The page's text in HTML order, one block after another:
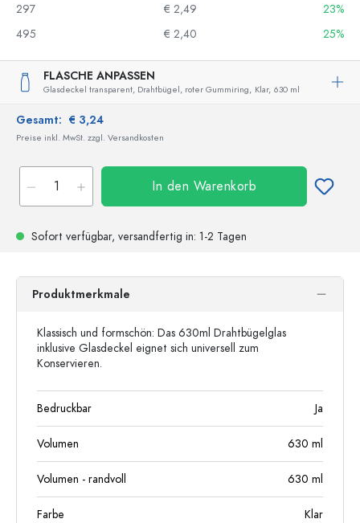
297
€ 2,49
23%
495
€ 2,40 25%
FLASCHE ANPASSEN
Glasdeckel transparent, Drahtbügel, roter Gummiring, Klar, 630 ml
Gesamt: € 3,24
Preise inkl. MwSt. zzgl. Versandkosten
In den Warenkorb
Sofort verfügbar, versandfertig in: 1-2 Tagen
Produktmerkmale
Klassisch und formschön: Das 630ml Drahtbügelglas
inklusive Glasdeckel eignet sich universell zum
Konservieren.
Bedruckbar Ja
Volumen 630 ml
Volumen - randvoll 630 ml
Farbe Klar